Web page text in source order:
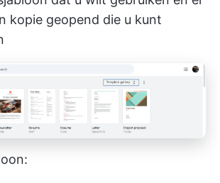
kopie geopend die u kunt